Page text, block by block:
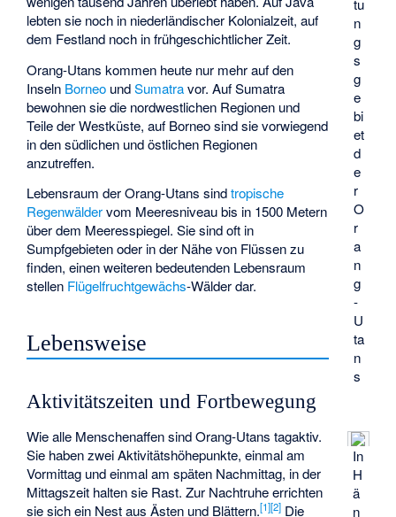
tu
n
g
s
g
e
bi
et
d
e
r
O
r
a
n
g
-
U
ta
n
s
lebten sie noch in niederländischer Kolonialzeit, auf
dem Festland noch in frühgeschichtlicher Zeit.
Orang-Utans kommen heute nur mehr auf den
Inseln Borneo undSumatravor. Auf Sumatra
bewohnen sie die nordwestlichen Regionen und
Teile der Westküste, auf Borneo sind sie vorwiegend
in den südlichen und östlichen Regionen
anzutreffen.
Lebensraum der Orang-Utans sindtropische
Regenwäldervom Meeresniveau bis in 1500 Metern
über dem Meeresspiegel. Sie sind oft in
Sumpfgebieten oder in der Nähe von Flüssen zu
finden, einen weiteren bedeutenden Lebensraum
stellen Flügelfruchtgewächs-Wälder dar.
Lebensweise
Aktivitätszeiten und Fortbewegung
In
H
ä
n
Wie alle Menschenaffen sind Orang-Utans tagaktiv.
Sie haben zwei Aktivitätshöhepunkte, einmal am
Vormittag und einmal am späten Nachmittag, in der
Mittagszeit halten sie Rast. Zur Nachtruhe errichten
sie sich ein Nest aus Ästen und Blättern.[1][2] Die